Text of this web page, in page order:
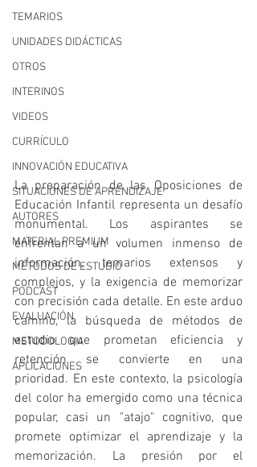
TEMARIOS
UNIDADES DIDÁCTICAS
OTROS
INTERINOS
VIDEOS
CURRÍCULO
INNOVACIÓN EDUCATIVA
SITUACIONES DE APRENDIZAJE
AUTORES
MATERIAL PREMIUM
MÉTODOS DE ESTUDIO
PODCAST
EVALUACIÓN
METODOLOGIA
APLICACIONES
La preparación de las Oposiciones de
Educación Infantil representa un desafío
monumental. Los aspirantes se
enfrentan a un volumen inmenso de
información, temarios extensos y
complejos, y la exigencia de memorizar
con precisión cada detalle. En este arduo
camino, la búsqueda de métodos de
estudio que prometan eficiencia y
retención se convierte en una
prioridad. En este contexto, la psicología
del color ha emergido como una técnica
popular, casi un "atajo" cognitivo, que
promete optimizar el aprendizaje y la
memorización. La presión por el